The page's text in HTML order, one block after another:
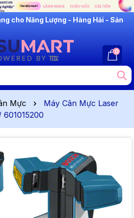
Thấu Hiểu - Cải Tiến
0
Mực
Máy Cân Mực Laser
601015200